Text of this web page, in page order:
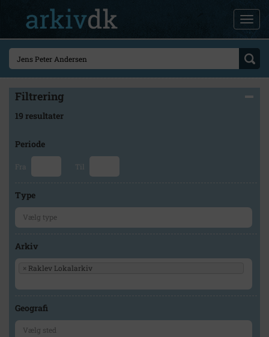
Filtrering
19 resultater
Periode
Fra Til
Type
Arkiv
× Raklev Lokalarkiv
Geografi